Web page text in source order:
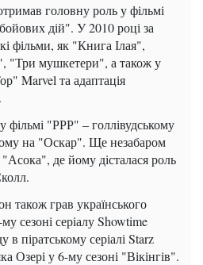
головну роль у фільмі
дій". У 2010 році за
фільми, як "Книга Ілая",
"Три мушкетери", а також у
Marvel та адаптація
фільмі "РРР" – голлівудському
на "Оскар". Ще незабаром
де йому дісталася роль
також грав українського
сезоні серіалу Showtime
піратському серіалі Starz
Озері у 6-му сезоні "Вікінгів".